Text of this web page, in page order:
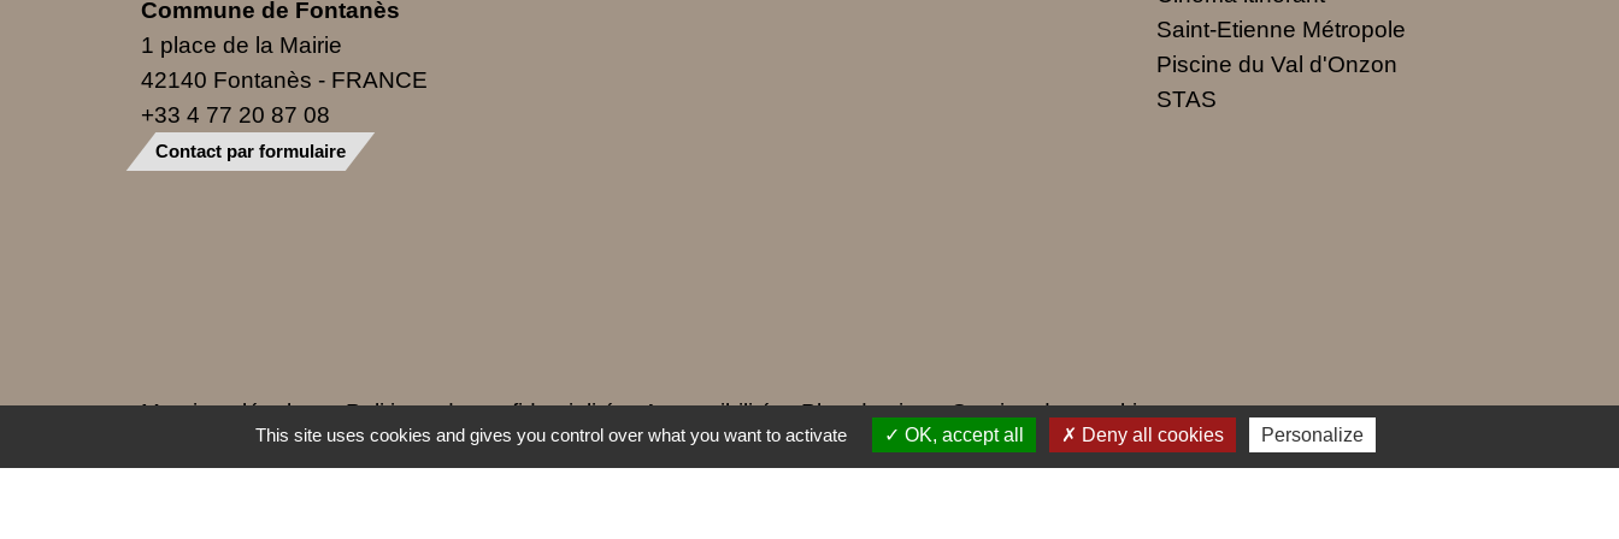
Commune de Fontanès
1 place de la Mairie
42140 Fontanès - FRANCE
+33 4 77 20 87 08
Contact par formulaire
Saint-Etienne Métropole
Piscine du Val d'Onzon
STAS
Mentions légales - Politique de confidentialité - Accessibilité - Plan du site - Gestion des cookies
This site uses cookies and gives you control over what you want to activate OK, accept all Deny all cookies Personalize